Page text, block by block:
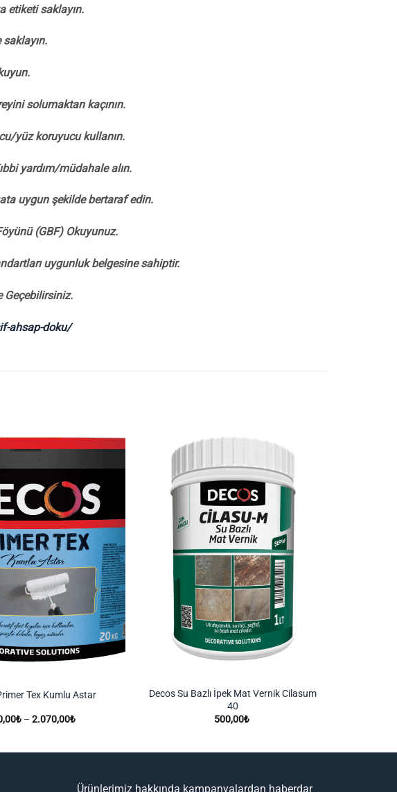
etiketi saklayın.
solumaktan kaçının.
yüz koruyucu kullanın.
yardım/müdahale alın.
uygun şekilde bertaraf edin.
(GBF) Okuyunuz.
uygunluk belgesine sahiptir.
Geçebilirsiniz.
ahsap-doku/
Tex Kumlu Astar
₺ – 2.070,00₺Fiyat
İstek
Decos Su Bazlı İpek Mat Vernik Cilasum
40
500,00₺
Ürünlerimiz hakkında kampanyalardan haberdar